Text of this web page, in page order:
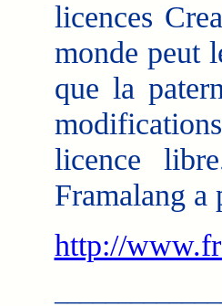
licences
monde peut
que la
licence
Framalang a
http://